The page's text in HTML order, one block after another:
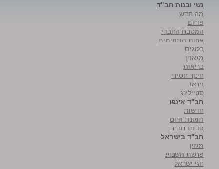
נשי ובנות חב"ד
מה חדש
פורום
המטבח החבדי
אחות התמימים
בלוגים
מגאזין
בריאות
חינוך חסידי
וידאו
סטיילינג
חב"ד אינפו
חדשות
תמונת היום
פורום חב"ד
חב"ד בישראל
מגזין
פרשת השבוע
חגי ישראל